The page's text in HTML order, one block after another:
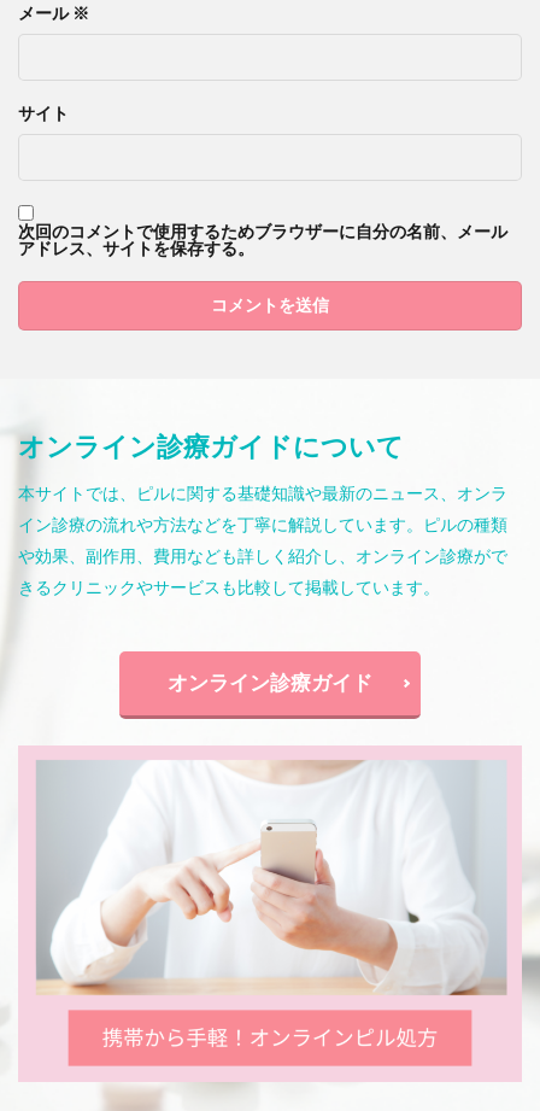
メール ※
サイト
次回のコメントで使用するためブラウザーに自分の名前、メール
アドレス、サイトを保存する。
オンライン診療ガイドについて
本サイトでは、ピルに関する基礎知識や最新のニュース、オンラ
イン診療の流れや方法などを丁寧に解説しています。ピルの種類
や効果、副作用、費用なども詳しく紹介し、オンライン診療がで
きるクリニックやサービスも比較して掲載しています。
オンライン診療ガイド